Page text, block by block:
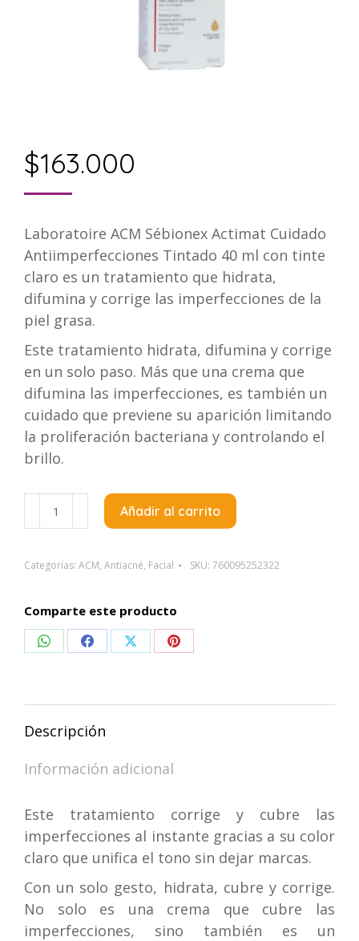
$163.000
Laboratoire ACM Sébionex Actimat Cuidado
Antiimperfecciones Tintado 40 ml con tinte
claro es un tratamiento que hidrata,
difumina y corrige las imperfecciones de la
piel grasa.
Este tratamiento hidrata, difumina y corrige
en un solo paso. Más que una crema que
difumina las imperfecciones, es también un
cuidado que previene su aparición limitando
la proliferación bacteriana y controlando el
brillo.
Sebionex
Mat
Anti-
Imper
Tintada
cantidad
Añadir al carrito
Categorías: ACM, Antiacné, Facial SKU: 760095252322
Comparte este producto
Compartir
WhatsApp
Compartir
Facebook
Compartir
X
Compartir
Pinterest
Descripción
Información adicional
Este tratamiento corrige y cubre las
imperfecciones al instante gracias a su color
claro que unifica el tono sin dejar marcas.
Con un solo gesto, hidrata, cubre y corrige.
No solo es una crema que cubre las
imperfecciones, sino también es un